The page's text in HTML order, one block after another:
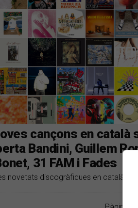
cançons en català
Bandini, Guillem
31 FAM i Fades
novetats discogràfiques en català